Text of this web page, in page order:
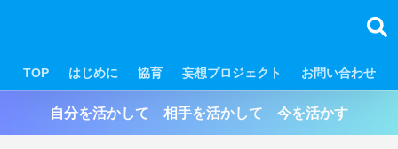
TOP はじめに 協育 妄想プロジェクト お問い合わせ
自分を活かして 相手を活かして 今を活かす